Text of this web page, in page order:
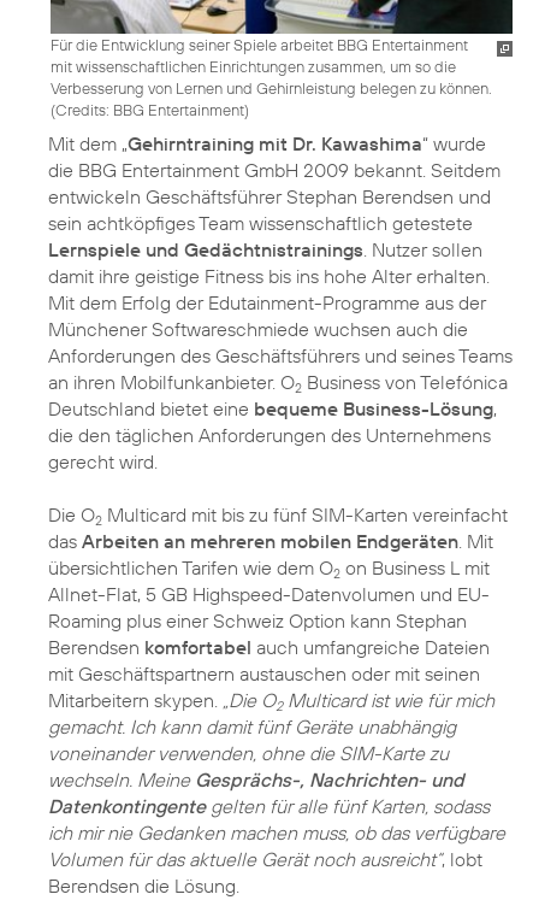
Für die Entwicklung seiner Spiele arbeitet BBG Entertainment
mit wissenschaftlichen Einrichtungen zusammen, um so die
Verbesserung von Lernen und Gehirnleistung belegen zu können.
(Credits: BBG Entertainment)
Mit dem „Gehirntraining mit Dr. Kawashima“ wurde
die BBG Entertainment GmbH 2009 bekannt. Seitdem
entwickeln Geschäftsführer Stephan Berendsen und
sein achtköpfiges Team wissenschaftlich getestete
Lernspiele und Gedächtnistrainings. Nutzer sollen
damit ihre geistige Fitness bis ins hohe Alter erhalten.
Mit dem Erfolg der Edutainment-Programme aus der
Münchener Softwareschmiede wuchsen auch die
Anforderungen des Geschäftsführers und seines Teams
an ihren Mobilfunkanbieter. O2 Business von Telefónica
Deutschland bietet eine bequeme Business-Lösung,
die den täglichen Anforderungen des Unternehmens
gerecht wird.
Die O2 Multicard mit bis zu fünf SIM-Karten vereinfacht
das Arbeiten an mehreren mobilen Endgeräten. Mit
übersichtlichen Tarifen wie dem O2 on Business L mit
Allnet-Flat, 5 GB Highspeed-Datenvolumen und EU-
Roaming plus einer Schweiz Option kann Stephan
Berendsen komfortabel auch umfangreiche Dateien
mit Geschäftspartnern austauschen oder mit seinen
Mitarbeitern skypen. „Die O2Multicard ist wie für mich
gemacht. Ich kann damit fünf Geräte unabhängig
voneinander verwenden, ohne die SIM-Karte zu
wechseln. Meine Gesprächs-, Nachrichten- und
Datenkontingentegelten für alle fünf Karten, sodass
ich mir nie Gedanken machen muss, ob das verfügbare
Volumen für das aktuelle Gerät noch ausreicht“, lobt
Berendsen die Lösung.